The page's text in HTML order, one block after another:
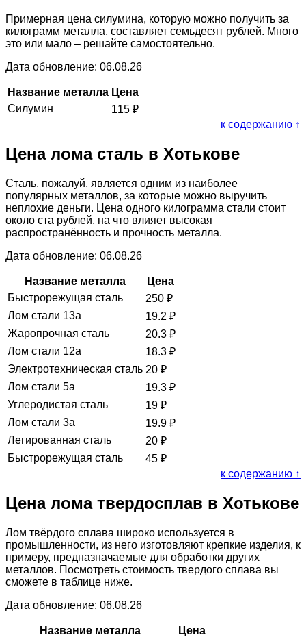
Примерная цена силумина, которую можно получить за
килограмм металла, составляет семьдесят рублей. Много
это или мало – решайте самостоятельно.
Дата обновление: 06.08.26
Название металла Цена
Силумин
115 ₽
к содержанию ↑
Цена лома сталь в Хотькове
Сталь, пожалуй, является одним из наиболее
популярных металлов, за которые можно выручить
неплохие деньги. Цена одного килограмма стали стоит
около ста рублей, на что влияет высокая
распространённость и прочность металла.
Дата обновление: 06.08.26
Название металла
Цена
Быстрорежущая сталь
250 ₽
Лом стали 13а
19.2 ₽
Жаропрочная сталь
20.3 ₽
Лом стали 12а
18.3 ₽
Электротехническая сталь 20 ₽
Лом стали 5а
19.3 ₽
Углеродистая сталь
19 ₽
Лом стали 3а
19.9 ₽
Легированная сталь
20 ₽
Быстрорежущая сталь
45 ₽
к содержанию ↑
Цена лома твердосплав в Хотькове
Лом твёрдого сплава широко используется в
промышленности, из него изготовляют крепкие изделия, к
примеру, предназначаемые для обработки других
металлов. Посмотреть стоимость твердого сплава вы
сможете в таблице ниже.
Дата обновление: 06.08.26
Название металла
Цена